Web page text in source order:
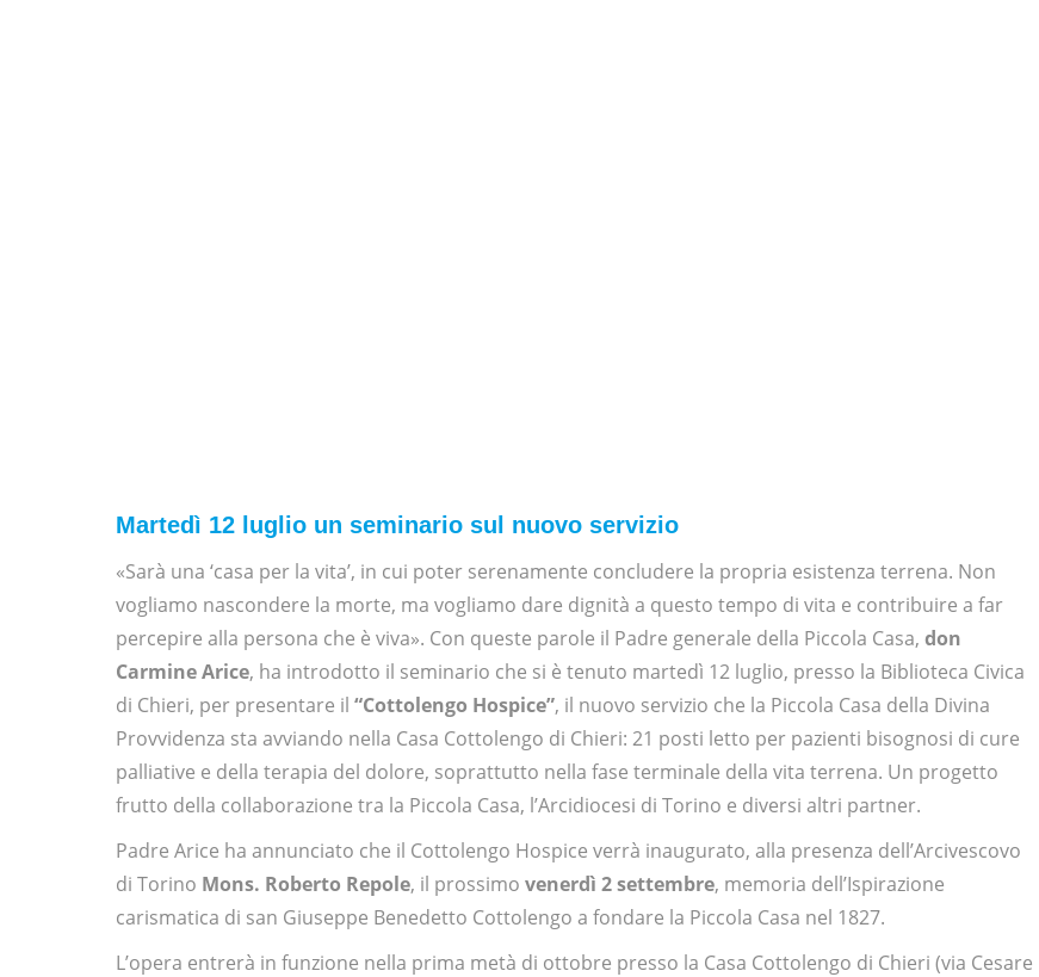
Martedì 12 luglio un seminario sul nuovo servizio
«Sarà una ‘casa per la vita’, in cui poter serenamente concludere la propria esistenza terrena. Non
vogliamo nascondere la morte, ma vogliamo dare dignità a questo tempo di vita e contribuire a far
percepire alla persona che è viva». Con queste parole il Padre generale della Piccola Casa, don
Carmine Arice, ha introdotto il seminario che si è tenuto martedì 12 luglio, presso la Biblioteca Civica
di Chieri, per presentare il “Cottolengo Hospice”, il nuovo servizio che la Piccola Casa della Divina
Provvidenza sta avviando nella Casa Cottolengo di Chieri: 21 posti letto per pazienti bisognosi di cure
palliative e della terapia del dolore, soprattutto nella fase terminale della vita terrena. Un progetto
frutto della collaborazione tra la Piccola Casa, l’Arcidiocesi di Torino e diversi altri partner.
Padre Arice ha annunciato che il Cottolengo Hospice verrà inaugurato, alla presenza dell’Arcivescovo
di Torino Mons. Roberto Repole, il prossimo venerdì 2 settembre, memoria dell’Ispirazione
carismatica di san Giuseppe Benedetto Cottolengo a fondare la Piccola Casa nel 1827.
L’opera entrerà in funzione nella prima metà di ottobre presso la Casa Cottolengo di Chieri (via Cesare